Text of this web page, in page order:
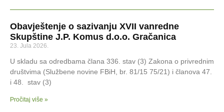
Obavještenje o sazivanju XVII vanredne
Skupštine J.P. Komus d.o.o. Gračanica
23. Jula 2026.
U skladu sa odredbama člana 336. stav (3) Zakona o privrednim
društvima (Službene novine FBiH, br. 81/15 75/21) i članova 47.
i 48. stav (3)
Pročitaj više »